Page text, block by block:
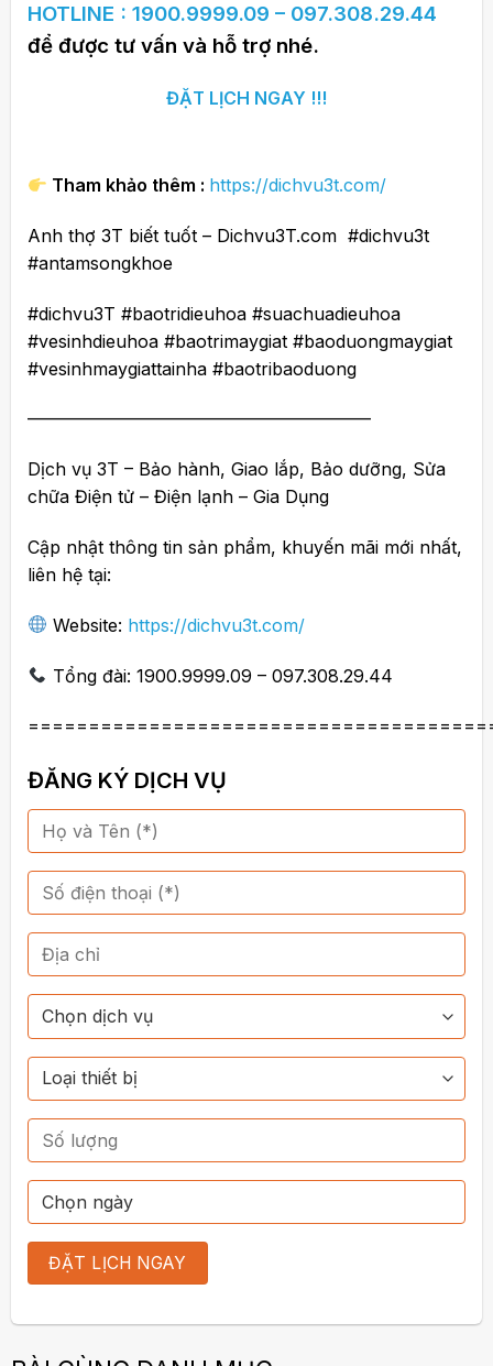
HOTLINE : 1900.9999.09 – 097.308.29.44
để được tư vấn và hỗ trợ nhé.
ĐẶT LỊCH NGAY !!!
Tham khảo thêm : https://dichvu3t.com/
Anh thợ 3T biết tuốt – Dichvu3T.com #dichvu3t
#antamsongkhoe
#dichvu3T #baotridieuhoa #suachuadieuhoa
#vesinhdieuhoa #baotrimaygiat #baoduongmaygiat
#vesinhmaygiattainha #baotribaoduong
———————————————————–
Dịch vụ 3T – Bảo hành, Giao lắp, Bảo dưỡng, Sửa
chữa Điện tử – Điện lạnh – Gia Dụng
Cập nhật thông tin sản phẩm, khuyến mãi mới nhất,
liên hệ tại:
Website: https://dichvu3t.com/
Tổng đài: 1900.9999.09 – 097.308.29.44
ĐĂNG KÝ DỊCH VỤ